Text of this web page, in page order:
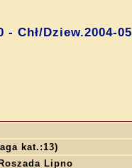
- Chł/Dziew.2004-05
kat.:13)
Lipno